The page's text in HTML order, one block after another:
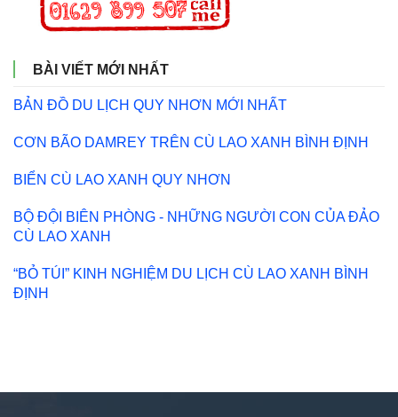
BÀI VIẾT MỚI NHẤT
BẢN ĐỒ DU LỊCH QUY NHƠN MỚI NHẤT
CƠN BÃO DAMREY TRÊN CÙ LAO XANH BÌNH ĐỊNH
BIỂN CÙ LAO XANH QUY NHƠN
BỘ ĐỘI BIÊN PHÒNG - NHỮNG NGƯỜI CON CỦA ĐẢO
CÙ LAO XANH
“BỎ TÚI” KINH NGHIỆM DU LỊCH CÙ LAO XANH BÌNH
ĐỊNH